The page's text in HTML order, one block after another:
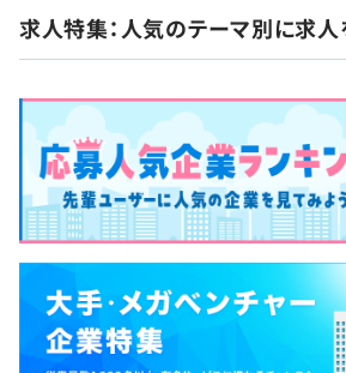
キャリアの方向性は、無理に予算偏重
てもらうことはなく、
す。
マネジメントがあわないな、という
面に。
ユーザーへの提案や技術だけでなく、
チームビルディングに関心がある方
進んでもらっています。
適材適所の実現。それを対話から始
求人特集：人気のテーマ別に求